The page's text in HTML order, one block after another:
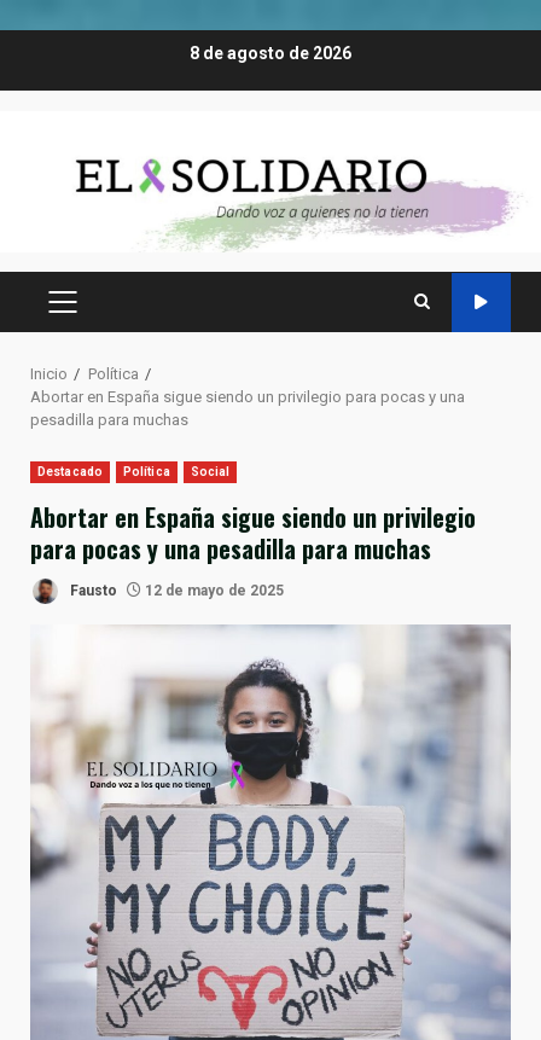
8 de agosto de 2026
MENÚ
Inicio
Política
Abortar en España sigue siendo un privilegio para pocas y una
pesadilla para muchas
Destacado Política Social
Abortar en España sigue siendo un privilegio
para pocas y una pesadilla para muchas
Fausto 12 de mayo de 2025